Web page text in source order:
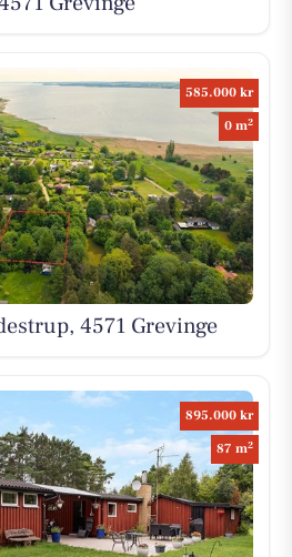
585.000 kr
0 m2
4571 Grevinge
895.000 kr
87 m2